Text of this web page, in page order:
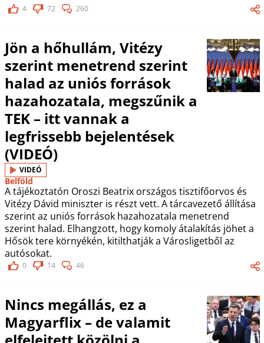
4 72 260
Jön a hőhullám, Vitézy
szerint menetrend szerint
halad az uniós források
hazahozatala, megszűnik a
TEK – itt vannak a
legfrissebb bejelentések
(VIDEÓ)
VIDEÓ
Belföld
A tájékoztatón Oroszi Beatrix országos tisztifőorvos és
Vitézy Dávid miniszter is részt vett. A tárcavezető állítása
szerint az uniós források hazahozatala menetrend
szerint halad. Elhangzott, hogy komoly átalakítás jöhet a
Hősök tere környékén, kitilthatják a Városligetből az
autósokat.
0 14 46
Nincs megállás, ez a
Magyarflix – de valamit